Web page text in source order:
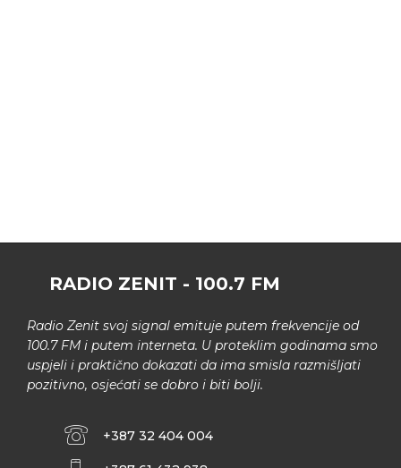
RADIO ZENIT - 100.7 FM
Radio Zenit svoj signal emituje putem frekvencije od
100.7 FM i putem interneta. U proteklim godinama smo
uspjeli i praktično dokazati da ima smisla razmišljati
pozitivno, osjećati se dobro i biti bolji.
+387 32 404 004